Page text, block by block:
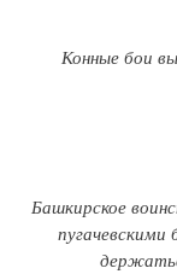
Конные бои
Башкирское